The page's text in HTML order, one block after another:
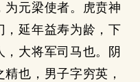
为元梁使者。虎贲神
，延年益寿为龄，下
大将军司马也。阴
也，男子字穷英，